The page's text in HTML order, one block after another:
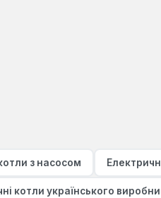
з насосом
котли українського